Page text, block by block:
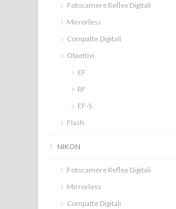
Fotocamere Reflex Digitali
Mirrorless
Compatte Digitali
Obiettivi
EF
RF
EF-S
Flash
NIKON
Fotocamere Reflex Digitali
Mirrorless
Compatte Digitali